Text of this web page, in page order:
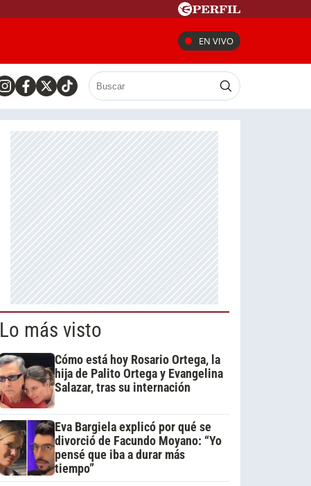
EN VIVO
Lo más visto
Cómo está hoy Rosario Ortega, la
hija de Palito Ortega y Evangelina
Salazar, tras su internación
Eva Bargiela explicó por qué se
divorció de Facundo Moyano: “Yo
pensé que iba a durar más
tiempo”